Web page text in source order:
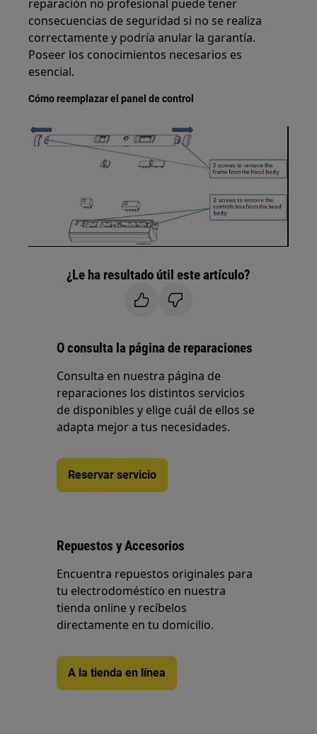
reparación no profesional puede tener
consecuencias de seguridad si no se realiza
correctamente y podría anular la garantía.
Poseer los conocimientos necesarios es
esencial.
Cómo reemplazar el panel de control
¿Le ha resultado útil este artículo?
O consulta la página de reparaciones
Consulta en nuestra página de
reparaciones los distintos servicios
de disponibles y elige cuál de ellos se
adapta mejor a tus necesidades.
Reservar servicio
Repuestos y Accesorios
Encuentra repuestos originales para
tu electrodoméstico en nuestra
tienda online y recíbelos
directamente en tu domicilio.
A la tienda en línea